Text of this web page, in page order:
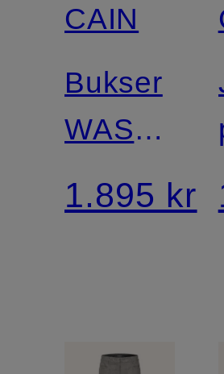
match
CAIN
Bukser
i
jogging-
1.895 kr